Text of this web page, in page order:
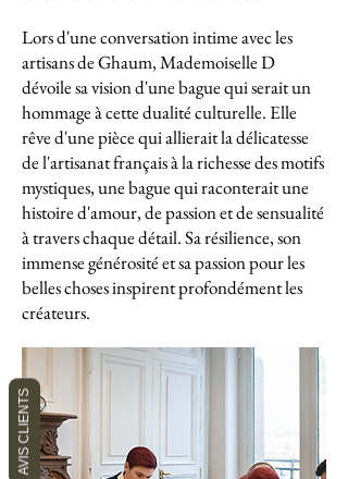
Lors d'une conversation intime avec les
artisans de Ghaum, Mademoiselle D
dévoile sa vision d'une bague qui serait un
hommage à cette dualité culturelle. Elle
rêve d'une pièce qui allierait la délicatesse
de l'artisanat français à la richesse des motifs
mystiques, une bague qui raconterait une
histoire d'amour, de passion et de sensualité
à travers chaque détail. Sa résilience, son
immense générosité et sa passion pour les
belles choses inspirent profondément les
créateurs.
AVIS CLIENTS